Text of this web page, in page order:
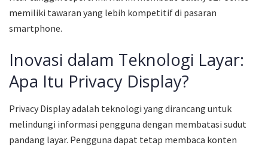
memiliki tawaran yang lebih kompetitif di pasaran
smartphone.
Inovasi dalam Teknologi Layar:
Apa Itu Privacy Display?
Privacy Display adalah teknologi yang dirancang untuk
melindungi informasi pengguna dengan membatasi sudut
pandang layar. Pengguna dapat tetap membaca konten